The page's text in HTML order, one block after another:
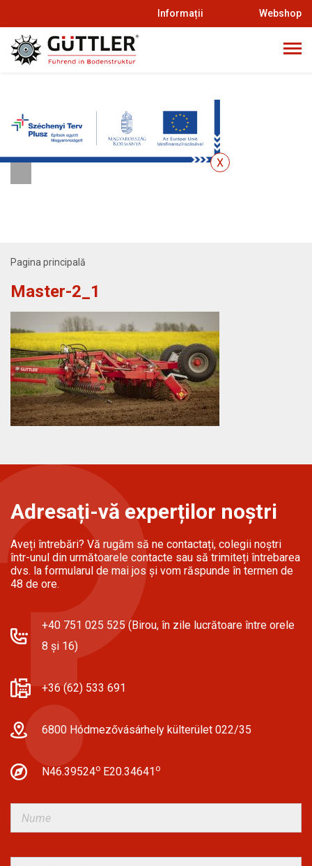
Informații Webshop
Pagina principală
Master-2_1
Adresați-vă experților noștri
Aveți întrebări? Vă rugăm să ne contactați, colegii noștri
într-unul din următoarele contacte sau să trimiteți întrebarea
dvs. la formularul de mai jos și vom răspunde în termen de
48 de ore.
+40 751 025 525 (Birou, în zile lucrătoare între orele
8 și 16)
+36 (62) 533 691
6800 Hódmezővásárhely külterület 022/35
N46.39524o E20.34641 o